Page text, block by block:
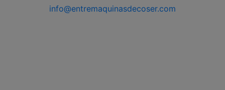
info@entremaquinasdecoser.com